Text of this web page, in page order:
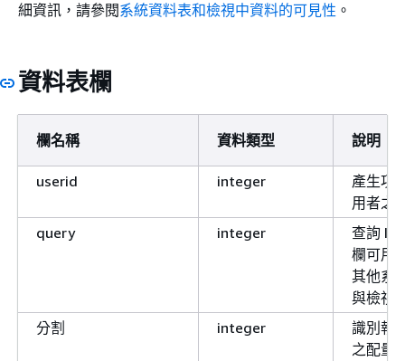
細資訊，請參閱系統資料表和檢視中資料的可見性 。
資料表欄
欄名稱 資料類型 說明
userid integer
產生項
用者之
query
integer
查詢 ID
欄可用
其他系
與檢視
分割
integer
識別執
之配量